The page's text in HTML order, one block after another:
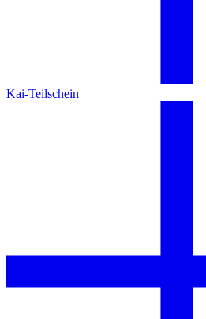
Kai-Teilschein